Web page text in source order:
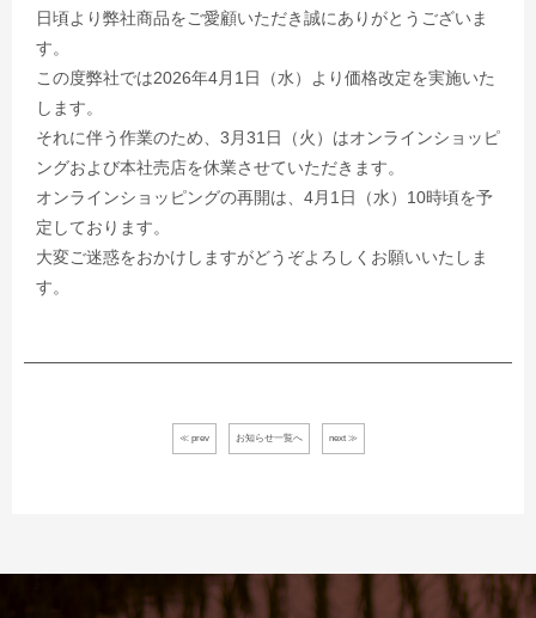
日頃より弊社商品をご愛顧いただき誠にありがとうございま
す。
この度弊社では2026年4月1日（水）より価格改定を実施いた
します。
それに伴う作業のため、3月31日（火）はオンラインショッピ
ングおよび本社売店を休業させていただきます。
オンラインショッピングの再開は、4月1日（水）10時頃を予
定しております。
大変ご迷惑をおかけしますがどうぞよろしくお願いいたしま
す。
≪ prev お知らせ一覧へ next ≫